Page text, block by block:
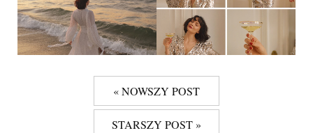
« NOWSZY POST
STARSZY POST »